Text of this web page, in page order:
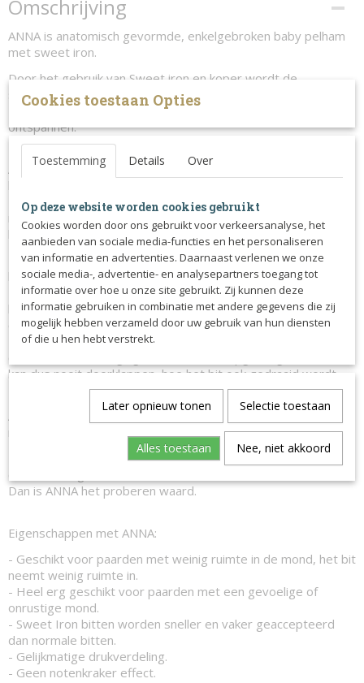
868-7325
Omschrijving
ANNA is anatomisch gevormde, enkelgebroken baby pelham
met sweet iron.
Door het gebruik van Sweet iron en koper wordt de
speekselaanmaak van het paard gestimuleerd.
Hierdoor zal het paard het bit eerder aannemen en kunnen
ontspannen.
ANNA ziet er misschien uit als een normale trens, maar het bit
Zo zorgt het Fager Smart System (FSS™) ervoor dat het bit
met geen mogelijkheid in een oncomfortable manier kan
buigen.
Het verschil tussen het normale Lock-up en FSS™ is erg
belangrijk.
Terwijl je aan het rijden bent is het FSS™ er altijd om je te
helpen, zelfs wanneer het paard lang en laag gereden wordt
of boven een sprong.
Het systeem is dus erg vergevingsgezind en worden
kan dus nooit doorklappen, hoe het bit ook gedraaid wordt.
Bekijk hier hoe het werkt.
Als je op zoek bent naar een vriendelijk bit dan is ANNA
misschien wel het juiste bit voor jou!
Heb je een rennerig paard? Of is je paard nog erg onrustig in
Dan is ANNA het proberen waard.
Eigenschappen met ANNA:
- Geschikt voor paarden met weinig ruimte in de mond, het bit
neemt weinig ruimte in.
- Heel erg geschikt voor paarden met een gevoelige of
onrustige mond.
- Sweet Iron bitten worden sneller en vaker geaccepteerd
dan normale bitten.
- Gelijkmatige drukverdeling.
- Geen notenkraker effect.
Cookies toestaan Opties
Toestemming Details Over
Op deze website worden cookies gebruikt
Cookies worden door ons gebruikt voor verkeersanalyse, het
aanbieden van sociale media-functies en het personaliseren
van informatie en advertenties. Daarnaast verlenen we onze
sociale media-, advertentie- en analysepartners toegang tot
informatie over hoe u onze site gebruikt. Zij kunnen deze
informatie gebruiken in combinatie met andere gegevens die zij
mogelijk hebben verzameld door uw gebruik van hun diensten
of die u hen hebt verstrekt.
Later opnieuw tonen Selectie toestaan
Alles toestaan Nee, niet akkoord